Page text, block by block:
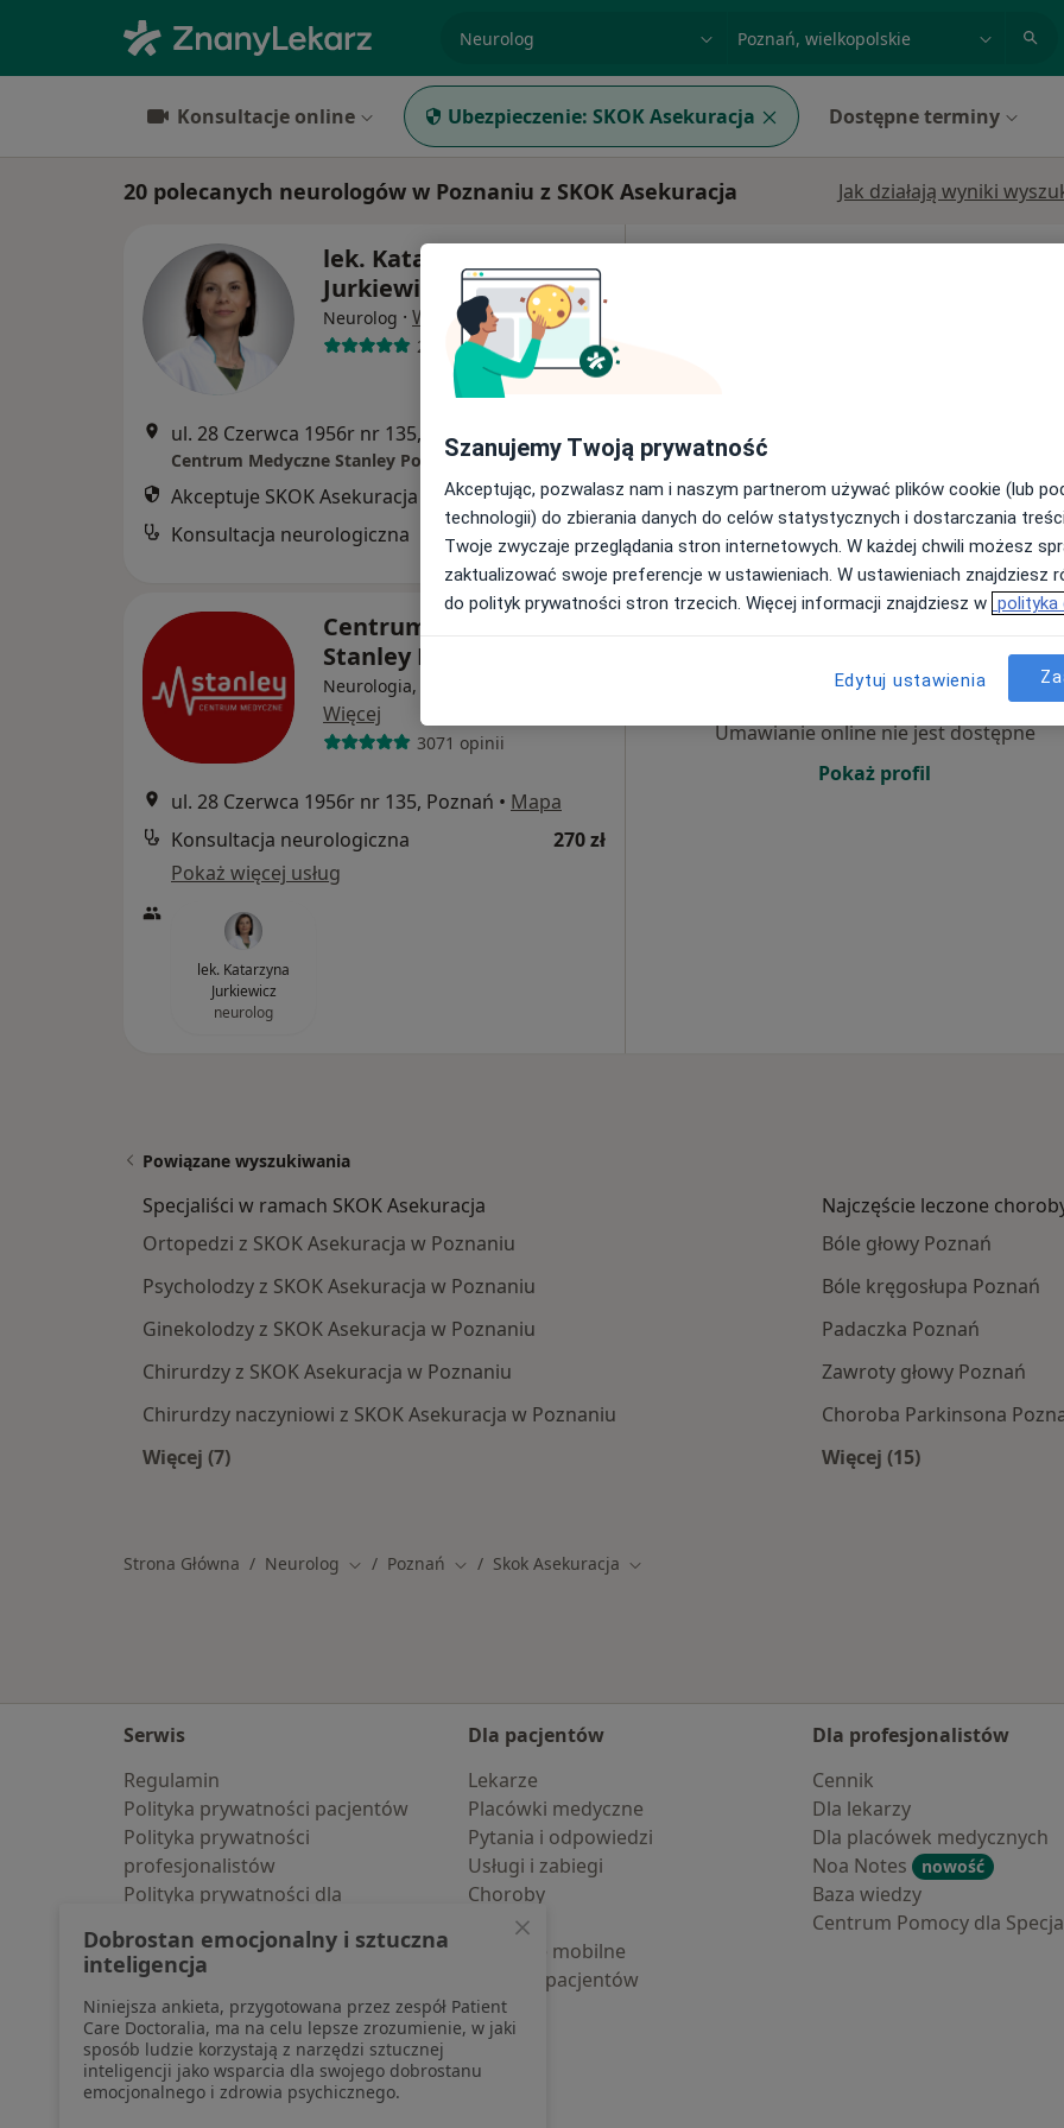
miasto lub dzielnica
Konsultacje online Ubezpieczenie: SKOK Asekuracja Dostępne terminy
20 polecanych neurologów w Poznaniu z SKOK Asekuracja Jak działają wyniki
lek. Katarzyna
Jurkiewicz
Neurolog · Więcej
262 opinie
ul. 28 Czerwca 1956r nr 135, Poznań Mapa
Centrum Medyczne Stanley Poznań
Akceptuje SKOK Asekuracja
Konsultacja neurologiczna
270 zł
Centrum Medyczne
Stanley Poznań
Neurologia, Ortopedia, Chirurgia
Więcej
3071 opinii
ul. 28 Czerwca 1956r nr 135, Poznań • Mapa
Konsultacja neurologiczna
270 zł
Pokaż więcej usług
lek. Katarzyna
Jurkiewicz
neurolog
9 Sie
Umawianie online nie jest dostępne
Pokaż profil
Powiązane wyszukiwania
Specjaliści w ramach SKOK Asekuracja
Ortopedzi z SKOK Asekuracja w Poznaniu
Psycholodzy z SKOK Asekuracja w Poznaniu
Ginekolodzy z SKOK Asekuracja w Poznaniu
Chirurdzy z SKOK Asekuracja w Poznaniu
Chirurdzy naczyniowi z SKOK Asekuracja w Poznaniu
Więcej (7)
Najczęście leczone
Bóle głowy Poznań
Bóle kręgosłupa Poznań
Padaczka Poznań
Zawroty głowy Poznań
Choroba Parkinsona
Więcej (15)
Strona Główna Neurolog Zmień miasto
Poznań Zmień miasto
Skok Asekuracja Zmień miasto
Serwis
Regulamin
Polityka prywatności pacjentów
Polityka prywatności
profesjonalistów
Polityka prywatności dla
pozyskaliśmy samodzielnie
Polityka cookies
Jak działają wyniki wyszukiwania
Dostępność
O nas
Praca Rekrutujemy!
Dla pacjentów
Lekarze
Placówki medyczne
Pytania i odpowiedzi
Usługi i zabiegi
Choroby
Pomoc
Aplikacje mobilne
Blog dla pacjentów
Dla profesjonalistów
Cennik
Dla lekarzy
Dla placówek medycznych
Noa Notes
nowość
Baza wiedzy
Centrum Pomocy dla
Szanujemy Twoją prywatność
Akceptując, pozwalasz nam i naszym partnerom używać plików cookie (lub
technologii) do zbierania danych do celów statystycznych i dostarczania
Twoje zwyczaje przeglądania stron internetowych. W każdej chwili możesz
zaktualizować swoje preferencje w ustawieniach. W ustawieniach znajdziesz
do polityk prywatności stron trzecich. Więcej informacji znajdziesz w polityka
Edytuj ustawienia
Dobrostan emocjonalny i sztuczna
inteligencja
Niniejsza ankieta, przygotowana przez zespół Patient
Care Doctoralia, ma na celu lepsze zrozumienie, w jaki
sposób ludzie korzystają z narzędzi sztucznej
inteligencji jako wsparcia dla swojego dobrostanu
emocjonalnego i zdrowia psychicznego.